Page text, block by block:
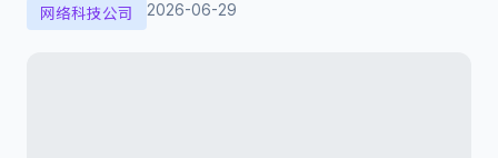
网络科技公司 2026-06-29